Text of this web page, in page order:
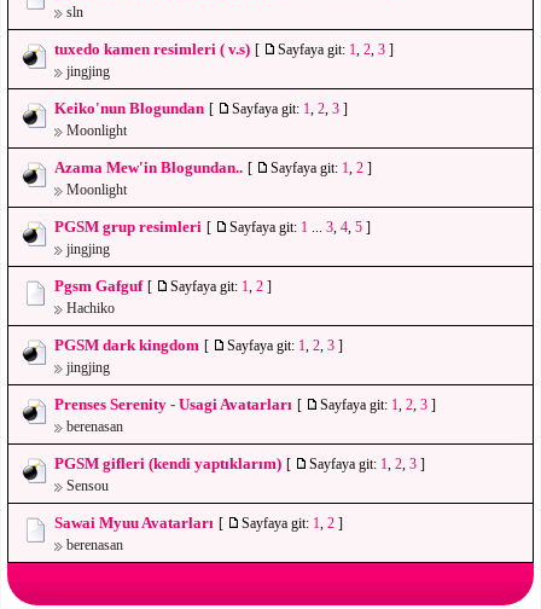
sln
tuxedo kamen resimleri ( v.s) [ Sayfaya git: 1 2 3 ]
jingjing
Keiko'nun Blogundan [ Sayfaya git: 1 2 3 ]
Moonlight
Azama Mew'in Blogundan.. [ Sayfaya git: 1 2 ]
Moonlight
PGSM grup resimleri [ Sayfaya git: 1 3 4 5 ]
jingjing
Pgsm Gafguf [ Sayfaya git: 1 2 ]
Hachiko
PGSM dark kingdom [ Sayfaya git: 1 2 3 ]
jingjing
Prenses Serenity - Usagi Avatarları [ Sayfaya git: 1 2 3 ]
berenasan
PGSM gifleri (kendi yaptıklarım) [ Sayfaya git: 1 2 3 ]
Sensou
Sawai Myuu Avatarları [ Sayfaya git: 1 2 ]
berenasan